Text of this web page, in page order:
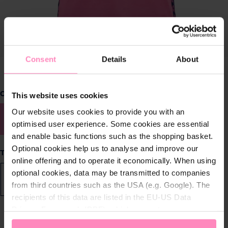
Consent Details About
This website uses cookies
Our website uses cookies to provide you with an
optimised user experience. Some cookies are essential
and enable basic functions such as the shopping basket.
Optional cookies help us to analyse and improve our
online offering and to operate it economically. When using
optional cookies, data may be transmitted to companies
from third countries such as the USA (e.g. Google). The
recipients of this data are listed in the EU-US Data
appropriate level of data protection. You canaccept all
Sélectionnez
Couleur
Rose Marine
Sélectionnez
Taille
XS XL